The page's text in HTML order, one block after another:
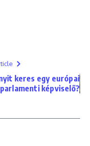
keres egy európai
parlamenti képviselő?